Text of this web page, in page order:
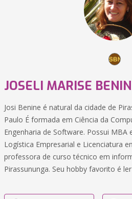
JOSELI MARISE
Josi Benine é natural da cidade de
Paulo É formada em Ciência da
Engenharia de Software. Possui MBA
Logística Empresarial e Licenciatura
professora de curso técnico em
Pirassununga. Seu hobby favorito é